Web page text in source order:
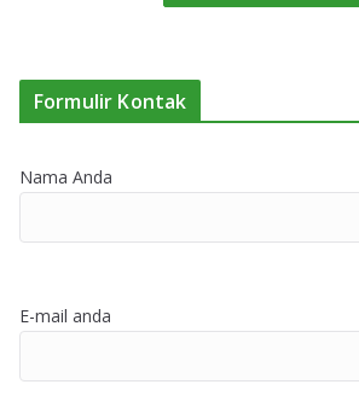
Formulir Kontak
Nama Anda
E-mail anda